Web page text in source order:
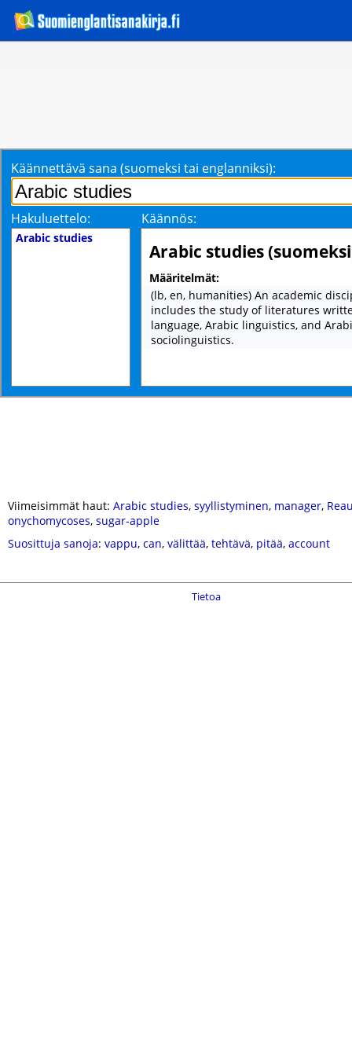
Käännettävä sana (suomeksi tai englanniksi):
Hakuluettelo: Käännös:
Arabic studies
Arabic studies
Määritelmät:
(lb, en, humanities) An academic
includes the study of literatures
language, Arabic linguistics, and
sociolinguistics.
Viimeisimmät haut: Arabic studies, syyllistyminen, manager,
onychomycoses, sugar-apple
Suosittuja sanoja: vappu, can, välittää, tehtävä, pitää, account
Tietoa